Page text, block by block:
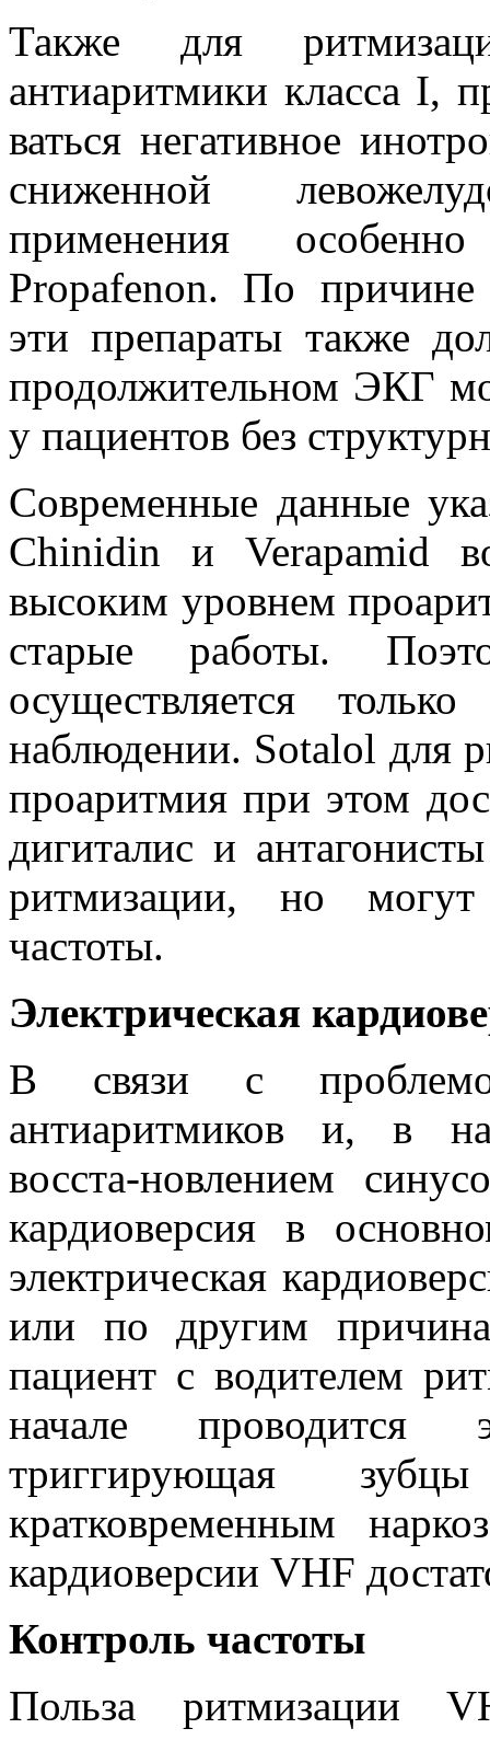
Также для
антиаритмики класса I,
ваться негативное
сниженной
применения
Propafenon. По причине
эти препараты также
продолжительном ЭКГ
у пациентов без
Современные данные
Chinidin и Verapamid
высоким уровнем
старые работы.
осуществляется
наблюдении. Sotalol для
проаритмия при этом
дигиталис и
ритмизации, но
частоты.
Электрическая
В связи с
антиаритмиков и, в
восста-новлением
кардиоверсия в
электрическая
или по другим
пациент с водителем
начале проводится
триггирующая
кратковременным
кардиоверсии VHF
Контроль частоты
Польза ритмизации